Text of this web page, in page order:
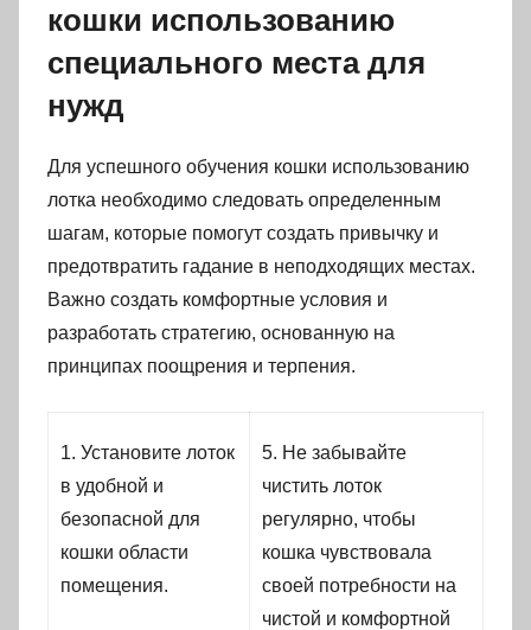
кошки использованию
специального места для
нужд
Для успешного обучения кошки использованию
лотка необходимо следовать определенным
шагам, которые помогут создать привычку и
предотвратить гадание в неподходящих местах.
Важно создать комфортные условия и
разработать стратегию, основанную на
принципах поощрения и терпения.
1. Установите лоток
в удобной и
безопасной для
кошки области
помещения.
5. Не забывайте
чистить лоток
регулярно, чтобы
кошка чувствовала
своей потребности на
чистой и комфортной